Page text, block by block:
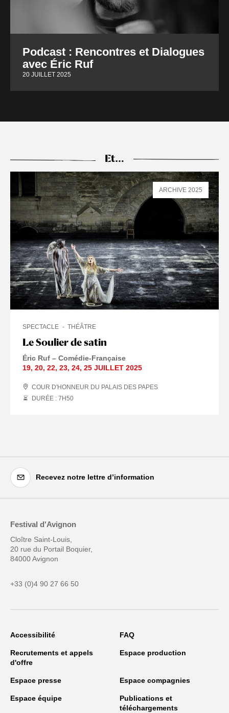
Podcast : Rencontres et Dialogues
avec Éric Ruf
20 JUILLET 2025
Et…
Le Soulier de satin
SPECTACLE THÉÂTRE
Éric Ruf – Comédie-Française
19, 20, 22, 23, 24, 25 JUILLET 2025
COUR D'HONNEUR DU PALAIS DES PAPES
DURÉE : 7H50
ARCHIVE 2025
Recevez notre lettre d’information
Festival d'Avignon
Cloître Saint-Louis,
20 rue du Portail Boquier,
84000 Avignon
+33 (0)4 90 27 66 50
Accessibilité FAQ
Recrutements et appels
d'offre
Espace production
Espace presse Espace compagnies
Espace équipe
Publications et
téléchargements